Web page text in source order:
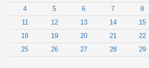
4
5 6 7 8
11
12 13 14 15
18
19 20 21 22
25
26 27 28 29